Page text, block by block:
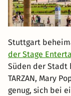
Stuttgart
der Stage
Süden der Stadt
TARZAN, Mary
genug, sich bei